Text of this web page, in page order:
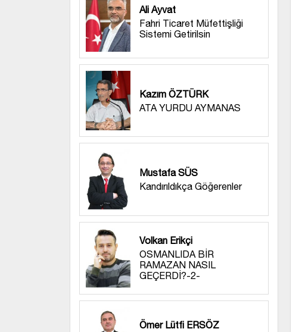
Ali Ayvat
Fahri Ticaret Müfettişliği
Sistemi Getirilsin
Kazım ÖZTÜRK
ATA YURDU AYMANAS
Mustafa SÜS
Kandırıldıkça Göğerenler
Volkan Erikçi
OSMANLIDA BİR
RAMAZAN NASIL
GEÇERDİ?-2-
Ömer Lütfi ERSÖZ